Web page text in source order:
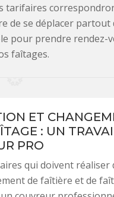
tarifaires
de se déplacer partout
le pour prendre
faîtages.
ET
: UN
PRO
qui doivent réaliser
de faîtière et de